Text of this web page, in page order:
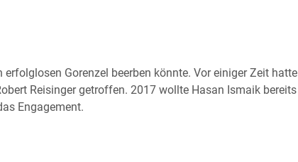
erfolglosen Gorenzel beerben könnte. Vor einiger Zeit hatte
Reisinger getroffen. 2017 wollte Hasan Ismaik bereits
Engagement.